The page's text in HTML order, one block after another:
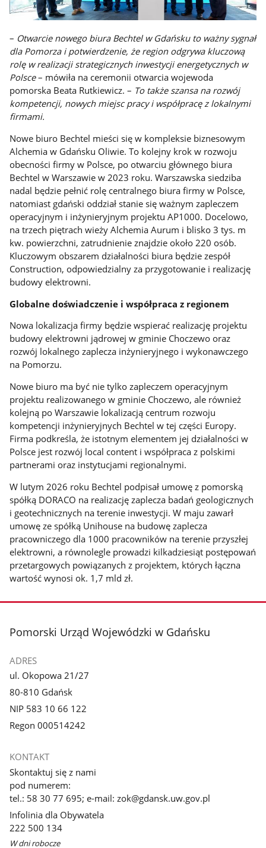
– Otwarcie nowego biura Bechtel w Gdańsku to ważny sygnał
dla Pomorza i potwierdzenie, że region odgrywa kluczową
rolę w realizacji strategicznych inwestycji energetycznych w
Polsce– mówiła na ceremonii otwarcia wojewoda
pomorska Beata Rutkiewicz. – To także szansa na rozwój
kompetencji, nowych miejsc pracy i współpracę z lokalnymi
firmami.
Nowe biuro Bechtel mieści się w kompleksie biznesowym
Alchemia w Gdańsku Oliwie. To kolejny krok w rozwoju
obecności firmy w Polsce, po otwarciu głównego biura
Bechtel w Warszawie w 2023 roku. Warszawska siedziba
nadal będzie pełnić rolę centralnego biura firmy w Polsce,
natomiast gdański oddział stanie się ważnym zapleczem
operacyjnym i inżynieryjnym projektu AP1000. Docelowo,
na trzech piętrach wieży Alchemia Aurum i blisko 3 tys. m
kw. powierzchni, zatrudnienie znajdzie około 220 osób.
Kluczowym obszarem działalności biura będzie zespół
Construction, odpowiedzialny za przygotowanie i realizację
budowy elektrowni.
Globalne doświadczenie i współpraca z regionem
Nowa lokalizacja firmy będzie wspierać realizację projektu
budowy elektrowni jądrowej w gminie Choczewo oraz
rozwój lokalnego zaplecza inżynieryjnego i wykonawczego
na Pomorzu.
Nowe biuro ma być nie tylko zapleczem operacyjnym
projektu realizowanego w gminie Choczewo, ale również
kolejną po Warszawie lokalizacją centrum rozwoju
kompetencji inżynieryjnych Bechtel w tej części Europy.
Firma podkreśla, że istotnym elementem jej działalności w
Polsce jest rozwój local content i współpraca z polskimi
partnerami oraz instytucjami regionalnymi.
W lutym 2026 roku Bechtel podpisał umowę z pomorską
spółką DORACO na realizację zaplecza badań geologicznych
i geotechnicznych na terenie inwestycji. W maju zawarł
umowę ze spółką Unihouse na budowę zaplecza
pracowniczego dla 1000 pracowników na terenie przyszłej
elektrowni, a równolegle prowadzi kilkadziesiąt postępowań
przetargowych powiązanych z projektem, których łączna
wartość wynosi ok. 1,7 mld zł.
stopka
Pomorski Urząd Wojewódzki w Gdańsku
ADRES
ul. Okopowa 21/27
80-810 Gdańsk
NIP 583 10 66 122
Regon 000514242
KONTAKT
Skontaktuj się z nami
pod numerem:
tel.: 58 30 77 695; e-mail: zok@gdansk.uw.gov.pl
Infolinia dla Obywatela
222 500 134
W dni robocze